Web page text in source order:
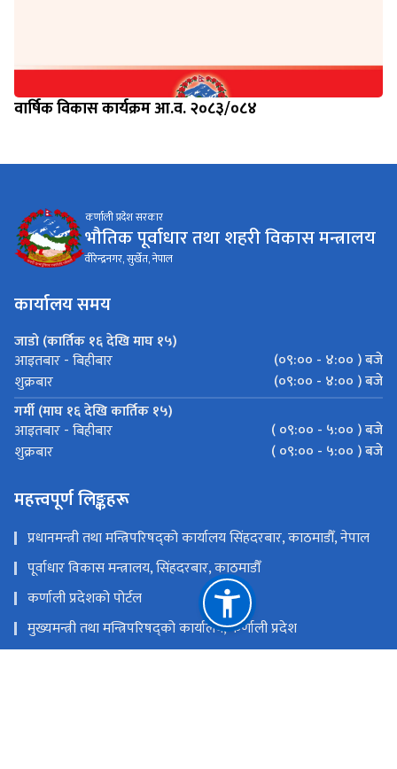
वार्षिक विकास कार्यक्रम आ.व. २०८३/०८४
भौतिक पूर्वाधार तथा शहरी विकास मन्त्रालय
वीरेन्द्रनगर, सुर्खेत, नेपाल
कार्यालय समय
जाडो (कार्तिक १६ देखि माघ १५)
आइतबार - बिहीबार
(०९:०० - ४:०० ) बजे
शुक्रबार
(०९:०० - ४:०० ) बजे
गर्मी (माघ १६ देखि कार्तिक १५)
आइतबार - बिहीबार
( ०९:०० - ५:०० ) बजे
शुक्रबार
( ०९:०० - ५:०० ) बजे
महत्त्वपूर्ण लिङ्कहरू
प्रधानमन्त्री तथा मन्त्रिपरिषद्को कार्यालय सिंहदरबार, काठमाडौँ, नेपाल
पूर्वाधार विकास मन्त्रालय, सिंहदरबार, काठमाडौँ
कर्णाली प्रदेशको पोर्टल
मुख्यमन्त्री तथा मन्त्रिपरिषद्को कार्यालय, कर्णाली प्रदेश
स्थानीय तहको विवरण एवं वेबसाईट